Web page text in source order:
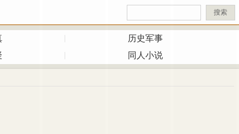
搜索
历史军事
同人小说